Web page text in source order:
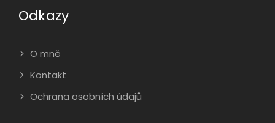
Odkazy
O mně
Kontakt
Ochrana osobních údajů